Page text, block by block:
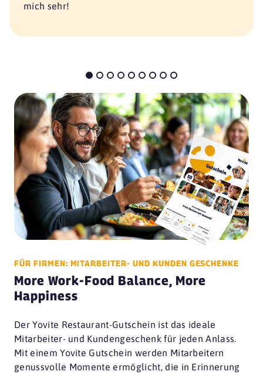
mich sehr!
FÜR FIRMEN: MITARBEITER- UND KUNDEN GESCHENKE
More Work-Food Balance, More
Happiness
Der Yovite Restaurant-Gutschein ist das ideale
Mitarbeiter- und Kundengeschenk für jeden Anlass.
Mit einem Yovite Gutschein werden Mitarbeitern
genussvolle Momente ermöglicht, die in Erinnerung